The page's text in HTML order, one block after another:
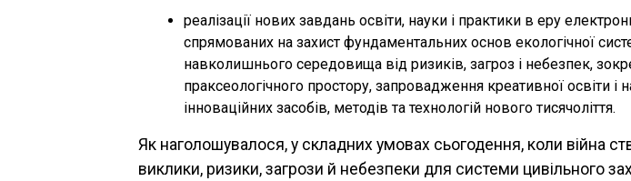
реалізації нових завдань освіти, науки і практики в еру
спрямованих на захист фундаментальних основ екологічної
навколишнього середовища від ризиків, загроз і небезпек,
праксеологічного простору, запровадження креативної освіти і
інноваційних засобів, методів та технологій нового тисячоліття.
Як наголошувалося, у складних умовах сьогодення, коли війна
виклики, ризики, загрози й небезпеки для системи цивільного